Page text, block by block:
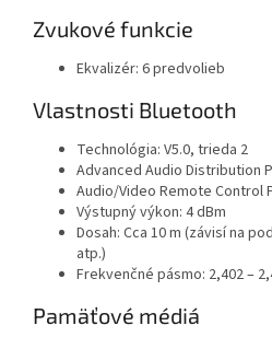
Zvukové funkcie
Ekvalizér: 6 predvolieb
Vlastnosti Bluetooth
Technológia: V5.0, trieda 2
Advanced Audio Distribution
Audio/Video Remote Control
Výstupný výkon: 4 dBm
Dosah: Cca 10 m (závisí na
atp.)
Frekvenčné pásmo: 2,402 –
Pamäťové médiá